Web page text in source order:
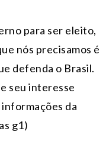
para ser eleito,
nós precisamos é
defenda o Brasil.
seu interesse
informações da
g1)